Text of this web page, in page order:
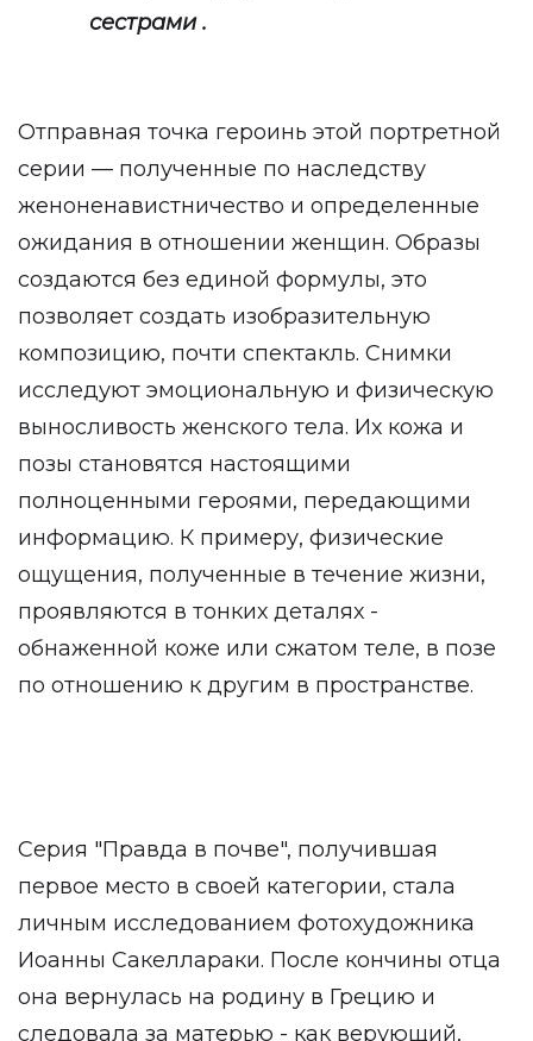
сестрами .
Отправная точка героинь этой портретной
серии — полученные по наследству
женоненавистничество и определенные
ожидания в отношении женщин. Образы
создаются без единой формулы, это
позволяет создать изобразительную
композицию, почти спектакль. Снимки
исследуют эмоциональную и физическую
выносливость женского тела. Их кожа и
позы становятся настоящими
полноценными героями, передающими
информацию. К примеру, физические
ощущения, полученные в течение жизни,
проявляются в тонких деталях -
обнаженной коже или сжатом теле, в позе
по отношению к другим в пространстве.
Серия "Правда в почве", получившая
первое место в своей категории, стала
личным исследованием фотохудожника
Иоанны Сакеллараки. После кончины отца
она вернулась на родину в Грецию и
следовала за матерью - как верующий,